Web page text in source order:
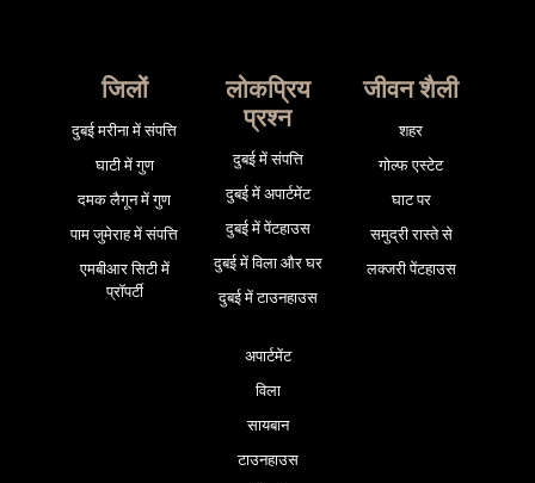
जिलों
दुबई मरीना में संपत्ति
घाटी में गुण
दमक लैगून में गुण
पाम जुमेराह में संपत्ति
एमबीआर सिटी में
प्रॉपर्टी
लोकप्रिय
प्रश्न
दुबई में संपत्ति
दुबई में अपार्टमेंट
दुबई में पेंटहाउस
दुबई में विला और घर
दुबई में टाउनहाउस
जीवन शैली
शहर
गोल्फ एस्टेट
घाट पर
समुद्री रास्ते से
लक्जरी पेंटहाउस
अपार्टमेंट
विला
सायबान
टाउनहाउस